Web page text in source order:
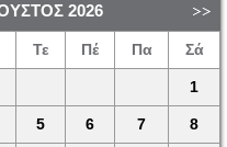
2026
Τε Πέ Πα Σά
1
5 6 7 8